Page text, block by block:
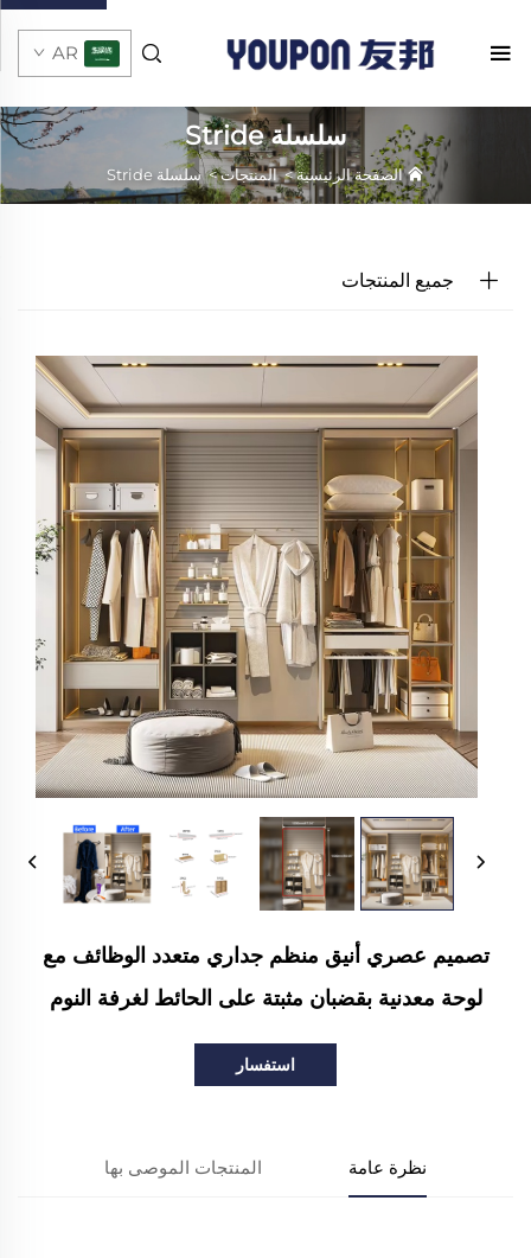
AR
سلسلة Stride
الصفحة الرئيسية>المنتجات>سلسلة Stride
جميع المنتجات
تصميم عصري أنيق منظم جداري متعدد الوظائف مع
لوحة معدنية بقضبان مثبتة على الحائط لغرفة النوم
استفسار
نظرة عامة المنتجات الموصى بها